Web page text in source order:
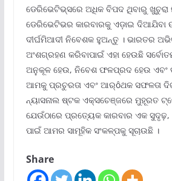
ଡେରିଭେଟିଭ୍ସରେ ଅଧିକ ବିପଦ ଥିବାରୁ ଖୁଚୁରା
ଡେରିଭେଟିଭର କାରବାରକୁ ଏଡ଼ାଇ ଦିଆଯିବା
ଦୀର୍ଘମିଆଦୀ ନିବେଶକ ହୁଅନ୍ତୁ । ଭାରତର
ଅଂଶଗ୍ରହଣ କରିବାପାଇଁ ଏହା ହେଉଛି
ଅନୁକୂଳ ହେଉ, ନିବେଶ ଫଳପ୍ରଦ ହେଉ ଏବଂ
ଆମକୁ ପ୍ରଚୁରତା ଏବଂ ଆର୍ôଥକ ସଫଳତା
ନ୍ୟାସନାଲ ଷ୍ଟକ ଏକ୍ସଚେଞ୍ଜରେ ମୁହୂରତ
ଯେଉଁଠାରେ ପ୍ରତ୍ୟେକ କାରବାର ଏକ ସୁଦୃଢ଼,
ପାଇଁ ଆମର ସାମୂହିକ ସଂକଳ୍ପକୁ ସୂଚାଉଛି ।
Share